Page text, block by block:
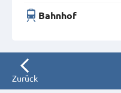
Bahnhof
Zurück